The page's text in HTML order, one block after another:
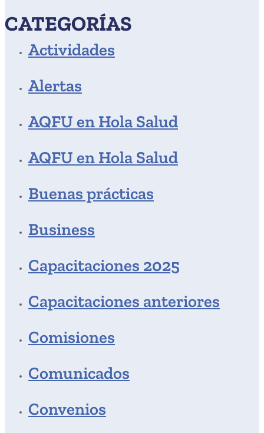
CATEGORÍAS
Actividades
Alertas
AQFU en Hola Salud
AQFU en Hola Salud
Buenas prácticas
Business
Capacitaciones 2025
Capacitaciones anteriores
Comisiones
Comunicados
Convenios